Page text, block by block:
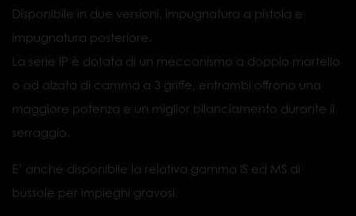
Disponibile in due versioni, impugnatura a pistola e
impugnatura posteriore.
o ad alzata di camma a 3 griffe, entrambi offrono una
maggiore potenza e un miglior bilanciamento durante il
serraggio.
E’ anche disponibile la relativa gamma IS ed MS di
bussole per impieghi gravosi.